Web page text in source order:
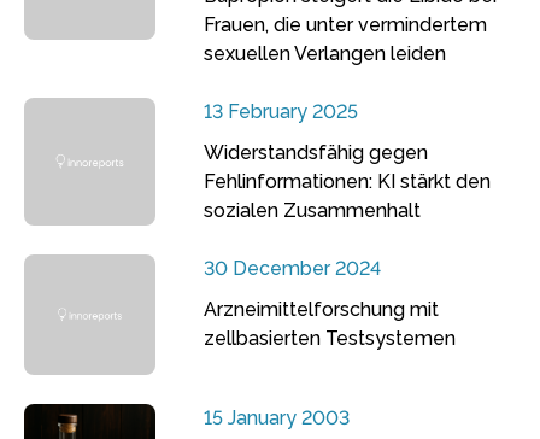
Frauen, die unter vermindertem
sexuellen Verlangen leiden
13 February 2025
Widerstandsfähig gegen
Fehlinformationen: KI stärkt den
sozialen Zusammenhalt
30 December 2024
Arzneimittelforschung mit
zellbasierten Testsystemen
15 January 2003